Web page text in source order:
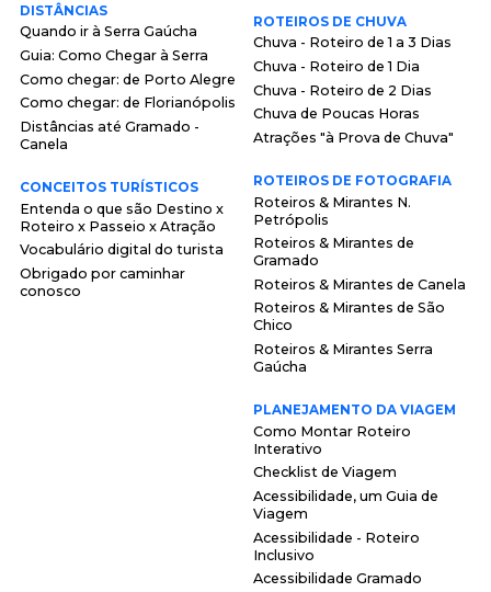
DISTÂNCIAS
Quando ir à Serra Gaúcha
Guia: Como Chegar à Serra
Como chegar: de Porto Alegre
Como chegar: de Florianópolis
Distâncias até Gramado -
Canela
CONCEITOS TURÍSTICOS
Entenda o que são Destino x
Roteiro x Passeio x Atração
Vocabulário digital do turista
Obrigado por caminhar
conosco
ROTEIROS DE CHUVA
Chuva - Roteiro de 1 a 3 Dias
Chuva - Roteiro de 1 Dia
Chuva - Roteiro de 2 Dias
Chuva de Poucas Horas
Atrações "à Prova de Chuva"
ROTEIROS DE FOTOGRAFIA
Roteiros & Mirantes N.
Petrópolis
Roteiros & Mirantes de
Gramado
Roteiros & Mirantes de Canela
Roteiros & Mirantes de São
Chico
Roteiros & Mirantes Serra
Gaúcha
PLANEJAMENTO DA VIAGEM
Como Montar Roteiro
Interativo
Checklist de Viagem
Acessibilidade, um Guia de
Viagem
Acessibilidade - Roteiro
Inclusivo
Acessibilidade Gramado